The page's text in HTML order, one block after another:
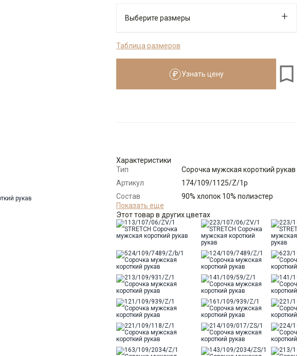
Выберите размеры
- + 4
Выбрать размерный ряд
по 1 шт каждого доступного размера
Таблица размеров
Узнать цену
Характеристики
Тип
Сорочка мужская короткий рукав
Артикул
174/109/1125/Z/1p
Состав
сырья
90% хлопок 10% полиэстер
Бренд
GREG
Модель
Зауженная
Сиреневый
Отделка
Сорочки: внутренняя стойка
воротника из ткани компаньона
Ворот
Французский маленький
Карман
отсутствует
Силуэт
Полуприталенный силуэт /
Regular fit
Показать еще
Этот товар в других цветах